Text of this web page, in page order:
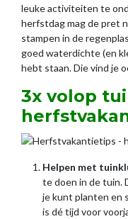
leuke activiteiten te
herfstdag mag de pret
stampen in de
goed waterdichte (en
hebt staan. Die vind je
3x volop
Helpen met
te doen in de tuin.
je kunt planten en
is dé tijd voor